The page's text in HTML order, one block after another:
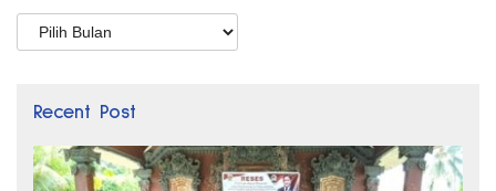
Arsip
Recent Post